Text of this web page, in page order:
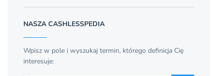
NASZA CASHLESSPEDIA
Wpisz w pole i wyszukaj termin, którego definicja Cię
interesuje: